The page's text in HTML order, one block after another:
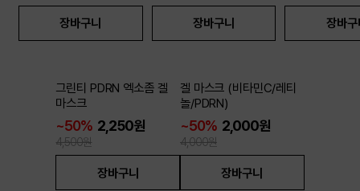
장바구니 장바구니 장바구
~50
그린티 PDRN 엑소좀 겔
마스크
~50% 2,250원
4,500원
장바구니
~50%
겔 마스크 (비타민C/레티
놀/PDRN)
~50% 2,000원
4,000원
장바구니